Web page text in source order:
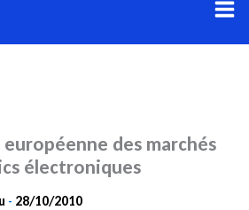
des marchés
électroniques
- 28/10/2010